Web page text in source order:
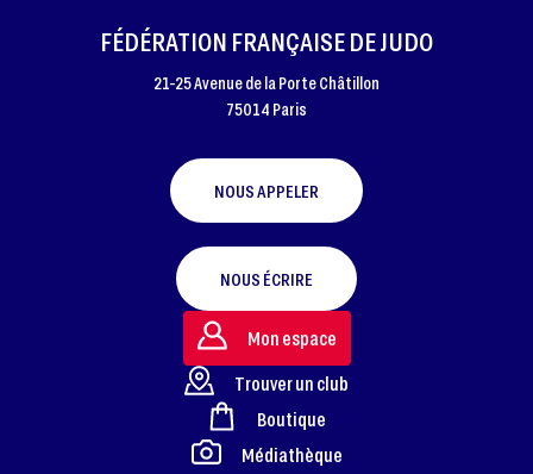
FOOTER
FÉDÉRATION FRANÇAISE DE JUDO
21-25 Avenue de la Porte Châtillon
75014 Paris
NOUS APPELER
NOUS ÉCRIRE
Mon espace
Trouver un club
Boutique
Médiathèque